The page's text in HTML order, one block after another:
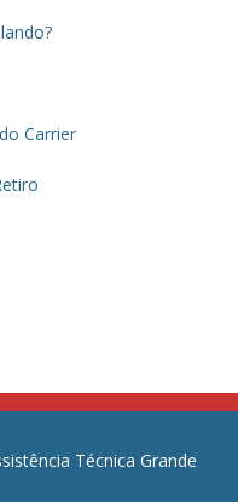
Carrier
Técnica Grande